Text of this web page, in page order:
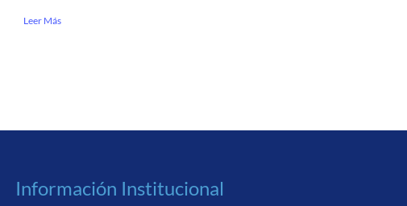
Leer Más
Información Institucional